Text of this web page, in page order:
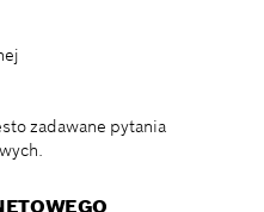
zadawane pytania